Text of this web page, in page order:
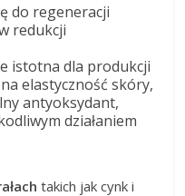
do regeneracji
redukcji
istotna dla produkcji
elastyczność skóry,
antyoksydant,
działaniem
takich jak cynk i